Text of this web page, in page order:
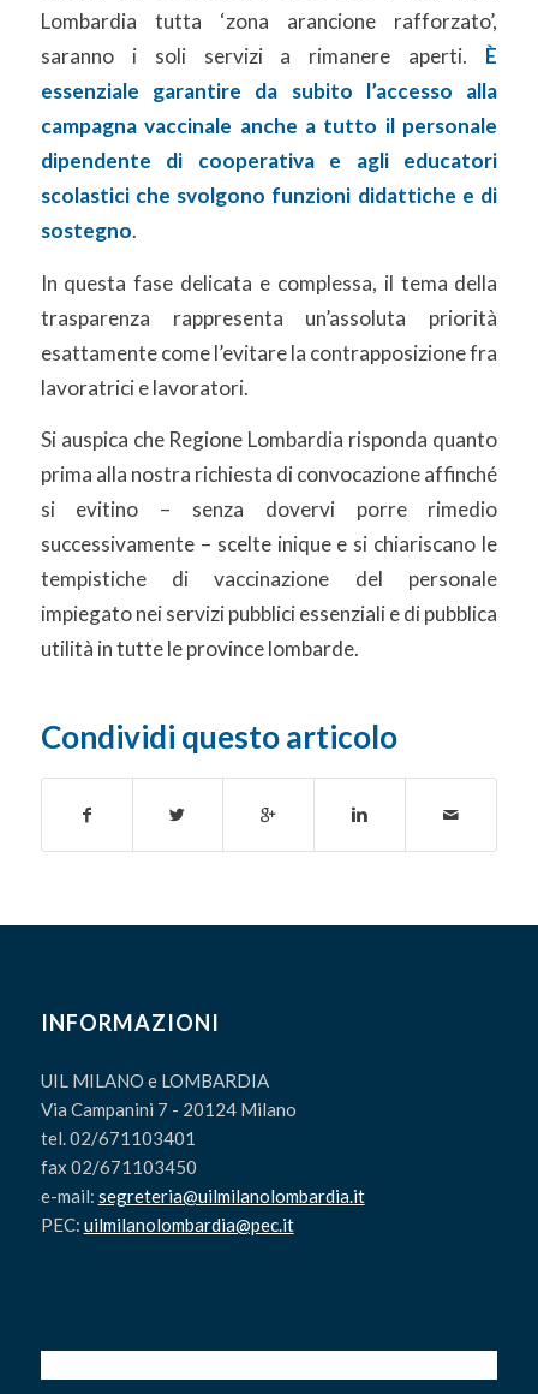
Lombardia tutta ‘zona arancione rafforzato’,
saranno i soli servizi a rimanere aperti. È
essenziale garantire da subito l’accesso alla
campagna vaccinale anche a tutto il personale
dipendente di cooperativa e agli educatori
scolastici che svolgono funzioni didattiche e di
sostegno.
In questa fase delicata e complessa, il tema della
trasparenza rappresenta un’assoluta priorità
esattamente come l’evitare la contrapposizione fra
lavoratrici e lavoratori.
Si auspica che Regione Lombardia risponda quanto
prima alla nostra richiesta di convocazione affinché
si evitino – senza dovervi porre rimedio
successivamente – scelte inique e si chiariscano le
tempistiche di vaccinazione del personale
impiegato nei servizi pubblici essenziali e di pubblica
utilità in tutte le province lombarde.
Condividi questo articolo
INFORMAZIONI
UIL MILANO e LOMBARDIA
Via Campanini 7 - 20124 Milano
tel. 02/671103401
fax 02/671103450
e-mail: segreteria@uilmilanolombardia.it
PEC: uilmilanolombardia@pec.it